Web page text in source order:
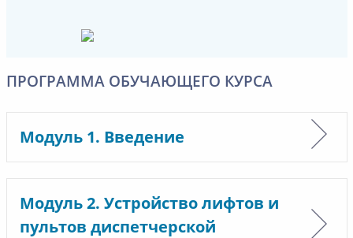
ПРОГРАММА ОБУЧАЮЩЕГО КУРСА
Модуль 1. Введение
Модуль 2. Устройство лифтов и
пультов диспетчерской